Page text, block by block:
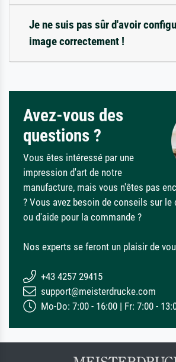
Je ne suis pas sûr d'avoir
image correctement !
Avez-vous des
questions ?
Vous êtes intéressé par une
impression d'art de notre
manufacture, mais vous n'êtes pas
? Vous avez besoin de conseils sur le
ou d'aide pour la commande ?
Nos experts se feront un plaisir de
+43 4257 29415
support@meisterdrucke.com
Mo-Do: 7:00 - 16:00 | Fr: 7:00 -